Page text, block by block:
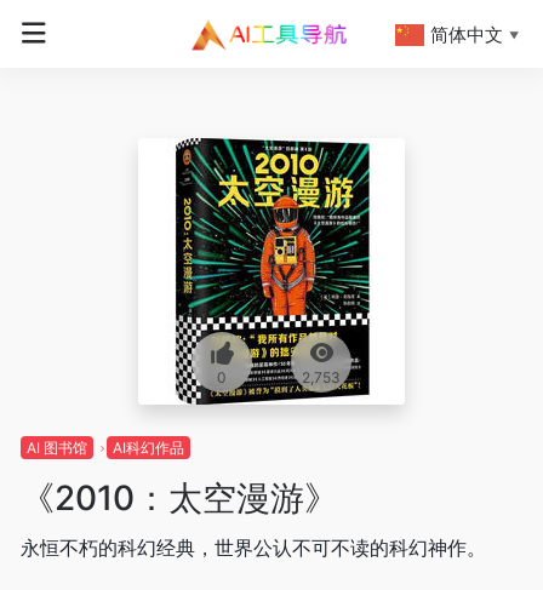
0 2,753
AI 图书馆 AI科幻作品
《2010：太空漫游》
永恒不朽的科幻经典，世界公认不可不读的科幻神作。
简体中文 ▼